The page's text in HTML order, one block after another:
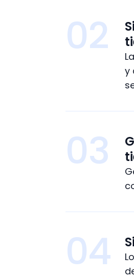
02
y
03
04